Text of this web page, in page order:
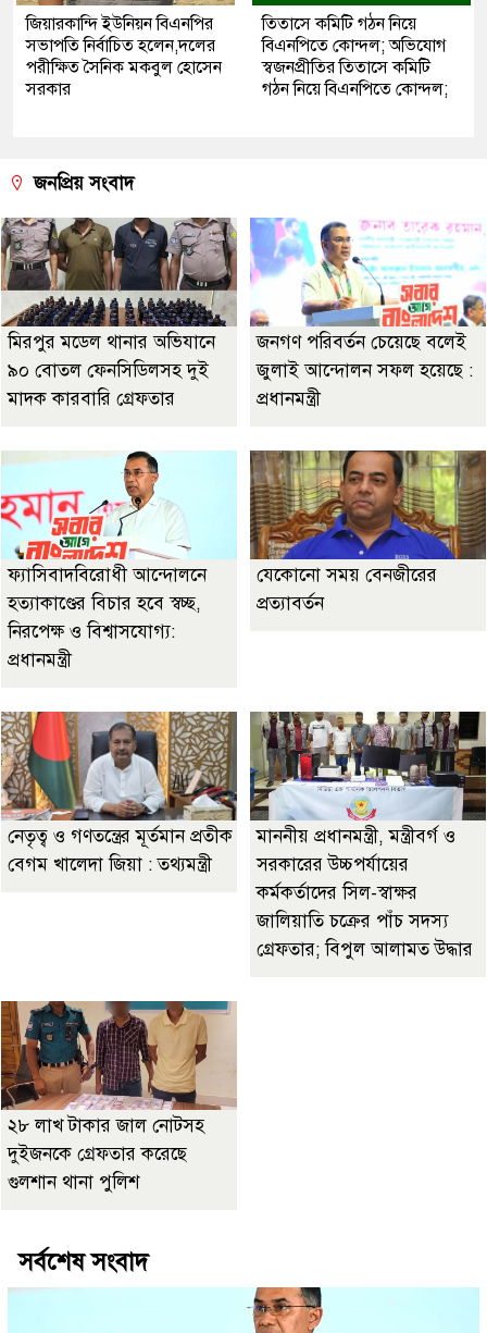
জিয়ারকান্দি ইউনিয়ন বিএনপির
সভাপতি নির্বাচিত হলেন,দলের
পরীক্ষিত সৈনিক মকবুল হোসেন
সরকার
তিতাসে কমিটি গঠন নিয়ে
বিএনপিতে কোন্দল; অভিযোগ
স্বজনপ্রীতির তিতাসে কমিটি
গঠন নিয়ে বিএনপিতে কোন্দল;
জনপ্রিয় সংবাদ
মিরপুর মডেল থানার অভিযানে
৯০ বোতল ফেনসিডিলসহ দুই
মাদক কারবারি গ্রেফতার
জনগণ পরিবর্তন চেয়েছে বলেই
জুলাই আন্দোলন সফল হয়েছে :
প্রধানমন্ত্রী
ফ্যাসিবাদবিরোধী আন্দোলনে
হত্যাকাণ্ডের বিচার হবে স্বচ্ছ,
নিরপেক্ষ ও বিশ্বাসযোগ্য:
প্রধানমন্ত্রী
যেকোনো সময় বেনজীরের
প্রত্যাবর্তন
নেতৃত্ব ও গণতন্ত্রের মূর্তমান প্রতীক
বেগম খালেদা জিয়া : তথ্যমন্ত্রী
মাননীয় প্রধানমন্ত্রী, মন্ত্রীবর্গ ও
সরকারের উচ্চপর্যায়ের
কর্মকর্তাদের সিল-স্বাক্ষর
জালিয়াতি চক্রের পাঁচ সদস্য
গ্রেফতার; বিপুল আলামত উদ্ধার
২৮ লাখ টাকার জাল নোটসহ
দুইজনকে গ্রেফতার করেছে
গুলশান থানা পুলিশ
সর্বশেষ সংবাদ